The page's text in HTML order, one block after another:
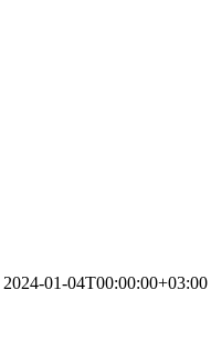
2024-01-04T00:00:00+03:00